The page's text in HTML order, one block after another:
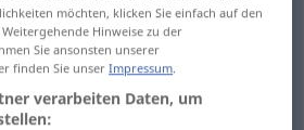
möchten, klicken Sie einfach auf den
Hinweise zu der
Sie ansonsten unserer
finden Sie unserImpressum.
verarbeiten Daten, um